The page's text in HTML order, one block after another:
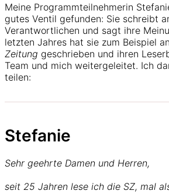
Meine Programmteilnehmerin
gutes Ventil gefunden: Sie schreibt
Verantwortlichen und sagt ihre
letzten Jahres hat sie zum Beispiel
Zeitung geschrieben und ihren
Team und mich weitergeleitet. Ich
teilen:
Stefanie
Sehr geehrte Damen und Herren,
seit 25 Jahren lese ich die SZ, mal